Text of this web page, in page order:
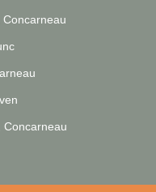
Concarneau